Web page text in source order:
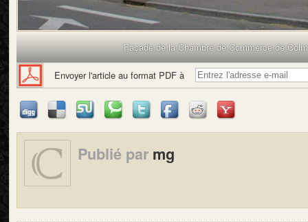
Façade de la Chambre de Commerce de
Envoyer l'article au format PDF à
Publié par mg